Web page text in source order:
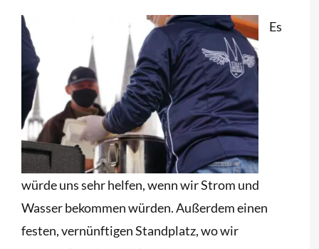
Es
würde uns sehr helfen, wenn wir Strom und
Wasser bekommen würden. Außerdem einen
festen, vernünftigen Standplatz, wo wir